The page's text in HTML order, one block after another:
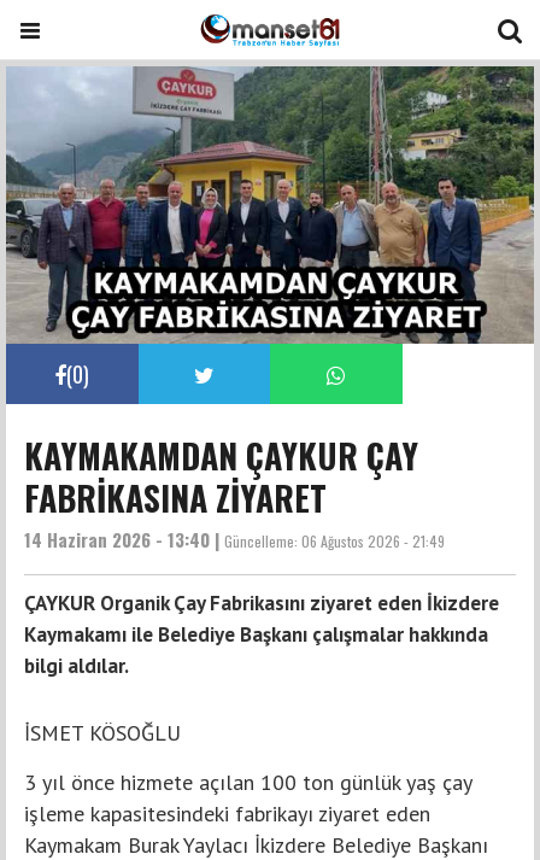
(0)
KAYMAKAMDAN ÇAYKUR ÇAY
FABRİKASINA ZİYARET
14 Haziran 2026 - 13:40 | Güncelleme: 06 Ağustos 2026 - 21:49
ÇAYKUR Organik Çay Fabrikasını ziyaret eden İkizdere
Kaymakamı ile Belediye Başkanı çalışmalar hakkında
bilgi aldılar.
İSMET KÖSOĞLU
3 yıl önce hizmete açılan 100 ton günlük yaş çay
işleme kapasitesindeki fabrikayı ziyaret eden
Kaymakam Burak Yaylacı İkizdere Belediye Başkanı